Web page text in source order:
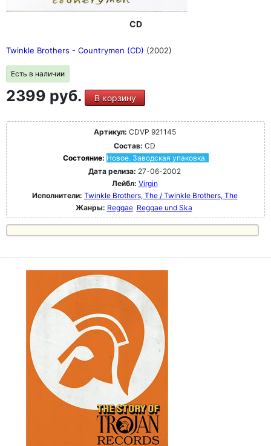
CD
Twinkle Brothers - Countrymen (CD) (2002)
Есть в наличии
2399 руб. В корзину
Артикул: CDVP 921145
Состав: CD
Состояние: Новое. Заводская упаковка.
Дата релиза: 27-06-2002
Лейбл: Virgin
Исполнители: Twinkle Brothers, The / Twinkle Brothers, The
Жанры: Reggae Reggae und Ska